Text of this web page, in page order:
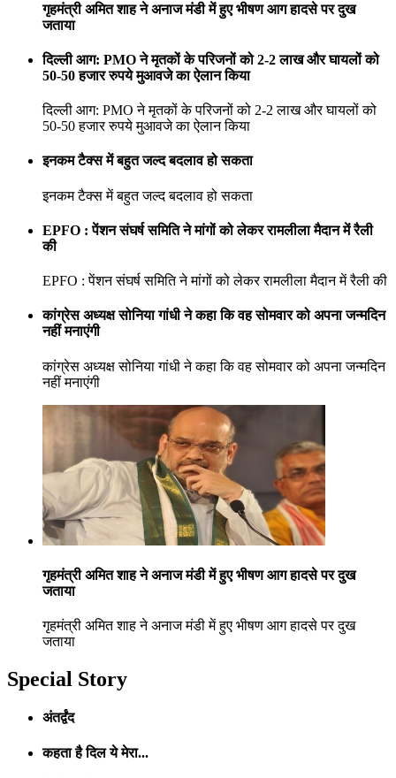
गृहमंत्री अमित शाह ने अनाज मंडी में हुए भीषण आग हादसे पर दुख
जताया
दिल्ली आग: PMO ने मृतकों के परिजनों को 2-2 लाख और घायलों को
50-50 हजार रुपये मुआवजे का ऐलान किया
दिल्ली आग: PMO ने मृतकों के परिजनों को 2-2 लाख और घायलों को
50-50 हजार रुपये मुआवजे का ऐलान किया
इनकम टैक्स में बहुत जल्द बदलाव हो सकता
इनकम टैक्स में बहुत जल्द बदलाव हो सकता
EPFO : पेंशन संघर्ष समिति ने मांगों को लेकर रामलीला मैदान में रैली
की
EPFO : पेंशन संघर्ष समिति ने मांगों को लेकर रामलीला मैदान में रैली की
कांग्रेस अध्यक्ष सोनिया गांधी ने कहा कि वह सोमवार को अपना जन्मदिन
नहीं मनाएंगी
कांग्रेस अध्यक्ष सोनिया गांधी ने कहा कि वह सोमवार को अपना जन्मदिन
नहीं मनाएंगी
गृहमंत्री अमित शाह ने अनाज मंडी में हुए भीषण आग हादसे पर दुख
जताया
गृहमंत्री अमित शाह ने अनाज मंडी में हुए भीषण आग हादसे पर दुख
जताया
Special Story
अंतर्द्वंद
कहता है दिल ये मेरा...